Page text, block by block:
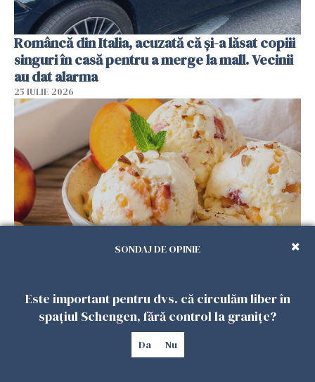
Româncă din Italia, acuzată că și-a lăsat copiii
singuri în casă pentru a merge la mall. Vecinii
au dat alarma
25 IULIE 2026
câteva ingrediente
25 IULIE 2026
SONDAJ DE OPINIE
Este important pentru dvs. că circulăm liber în
spațiul Schengen, fără control la granițe?
Da Nu